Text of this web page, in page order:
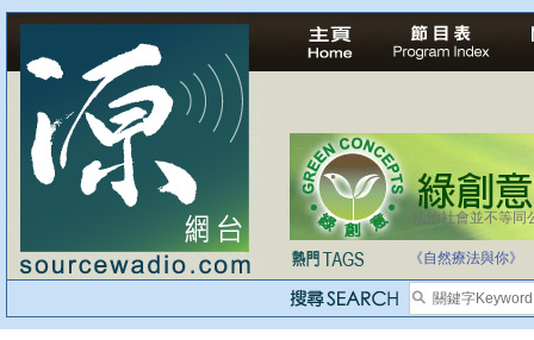
法治社會並不等同
《自然療法與你》